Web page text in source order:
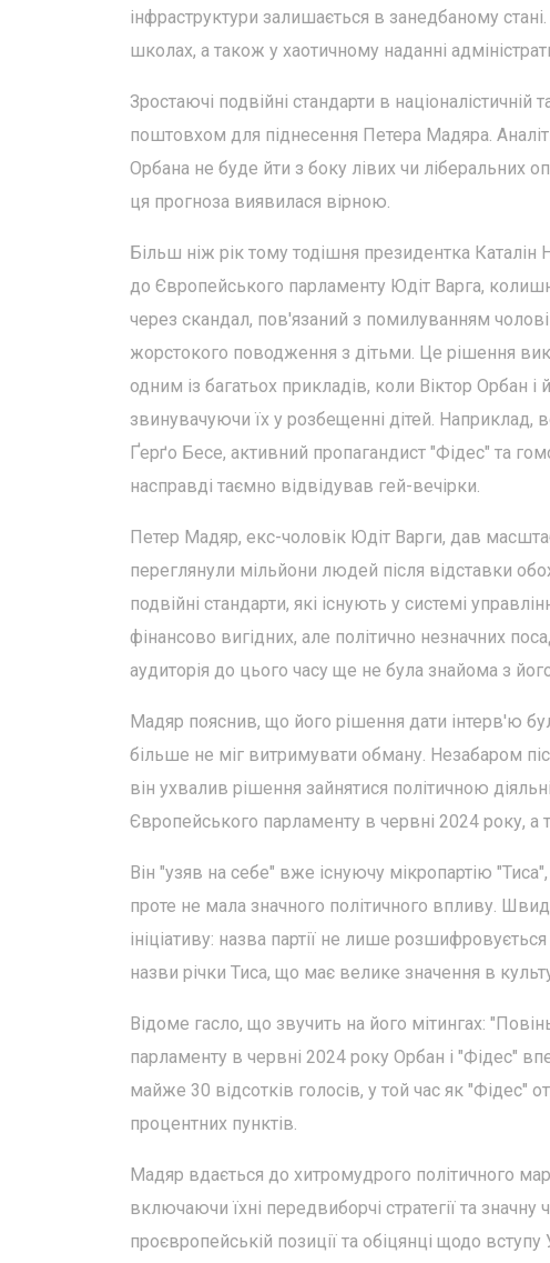
інфраструктури залишається в занедбаному
школах, а також у хаотичному наданні
Зростаючі подвійні стандарти в
поштовхом для піднесення Петера Мадяра.
Орбана не буде йти з боку лівих чи ліберальних
ця прогноза виявилася вірною.
Більш ніж рік тому тодішня президентка Каталін
до Європейського парламенту Юдіт Варга,
через скандал, пов'язаний з помилуванням
жорстокого поводження з дітьми. Це рішення
одним із багатьох прикладів, коли Віктор Орбан і
звинувачуючи їх у розбещенні дітей.
Ґерґо Бесе, активний пропагандист "Фідес" та
насправді таємно відвідував гей-вечірки.
Петер Мадяр, екс-чоловік Юдіт Варги, дав
переглянули мільйони людей після відставки
подвійні стандарти, які існують у системі
фінансово вигідних, але політично незначних
аудиторія до цього часу ще не була знайома з
Мадяр пояснив, що його рішення дати інтерв'ю
більше не міг витримувати обману. Незабаром
він ухвалив рішення зайнятися політичною
Європейського парламенту в червні 2024 року,
Він "узяв на себе" вже існуючу мікропартію
проте не мала значного політичного впливу.
ініціативу: назва партії не лише
назви річки Тиса, що має велике значення в
Відоме гасло, що звучить на його мітингах:
парламенту в червні 2024 року Орбан і "Фідес"
майже 30 відсотків голосів, у той час як
процентних пунктів.
Мадяр вдається до хитромудрого політичного
включаючи їхні передвиборчі стратегії та значну
проєвропейській позиції та обіцянці щодо